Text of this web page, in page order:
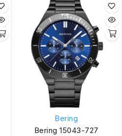
Bering
Bering 15043-727